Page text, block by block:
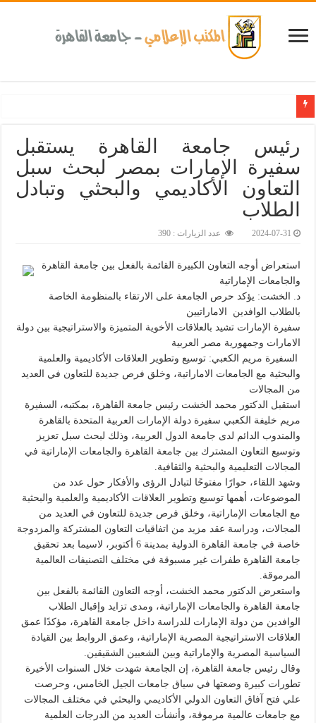
رئيس جامعة القاهرة يستقبل
سفيرة الإمارات بمصر لبحث سبل
التعاون الأكاديمي والبحثي وتبادل
الطلاب
2024-07-31 عدد الزيارات : 390
استعراض أوجه التعاون الكبيرة القائمة بالفعل بين جامعة القاهرة
والجامعات الإماراتية
د. الخشت: يؤكد حرص الجامعة على الارتقاء بالمنظومة الخاصة
بالطلاب الوافدين الاماراتيين
سفيرة الإمارات تشيد بالعلاقات الأخوية المتميزة والاستراتيجية بين دولة
الامارات وجمهورية مصر العربية
السفيرة مريم الكعبي: توسيع وتطوير العلاقات الأكاديمية والعلمية
والبحثية مع الجامعات الاماراتية، وخلق فرص جديدة للتعاون في العديد
من المجالات
استقبل الدكتور محمد الخشت رئيس جامعة القاهرة، بمكتبه، السفيرة
مريم خليفة الكعبي سفيرة دولة الإمارات العربية المتحدة بالقاهرة
والمندوب الدائم لدى جامعة الدول العربية، وذلك لبحث سبل تعزيز
وتوسيع التعاون المشترك بين جامعة القاهرة والجامعات الإماراتية في
المجالات التعليمية والبحثية والثقافية.
وشهد اللقاء، حوارًا مفتوحًا لتبادل الرؤى والأفكار حول عدد من
الموضوعات، أهمها توسيع وتطوير العلاقات الأكاديمية والعلمية والبحثية
مع الجامعات الإماراتية، وخلق فرص جديدة للتعاون في العديد من
المجالات، ودراسة عقد مزيد من اتفاقيات التعاون المشتركة والمزدوجة
خاصة في جامعة القاهرة الدولية بمدينة 6 أكتوبر، لاسيما بعد تحقيق
جامعة القاهرة طفرات غير مسبوقة في مختلف التصنيفات العالمية
المرموقة.
واستعرض الدكتور محمد الخشت، أوجه التعاون القائمة بالفعل بين
جامعة القاهرة والجامعات الإماراتية، ومدى تزايد وإقبال الطلاب
الوافدين من دولة الإمارات للدراسة داخل جامعة القاهرة، مؤكدًا عمق
العلاقات الاستراتيجية المصرية الإماراتية، وعمق الروابط بين القيادة
السياسية المصرية والإماراتية وبين الشعبين الشقيقين.
وقال رئيس جامعة القاهرة، إن الجامعة شهدت خلال السنوات الأخيرة
تطورات كبيرة وضعتها في سياق جامعات الجيل الخامس، وحرصت
علي فتح آفاق التعاون الدولي الأكاديمي والبحثي في مختلف المجالات
مع جامعات عالمية مرموقة، وأنشأت العديد من الدرجات العلمية